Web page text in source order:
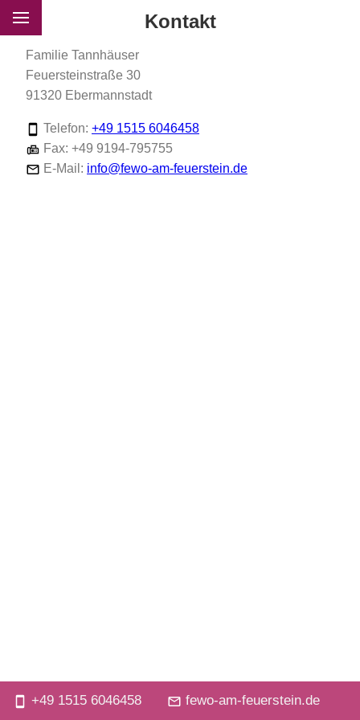
Kontakt
Familie Tannhäuser
Feuersteinstraße 30
91320 Ebermannstadt
Telefon: +49 1515 6046458
Fax: +49 9194-795755
E-Mail: info@fewo-am-feuerstein.de
+49 1515 6046458 fewo-am-feuerstein.de